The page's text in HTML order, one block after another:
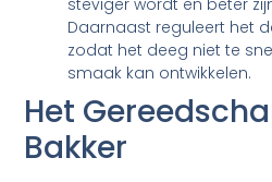
steviger wordt en beter
Daarnaast reguleert het
zodat het deeg niet te
smaak kan ontwikkelen.
Het
Bakker